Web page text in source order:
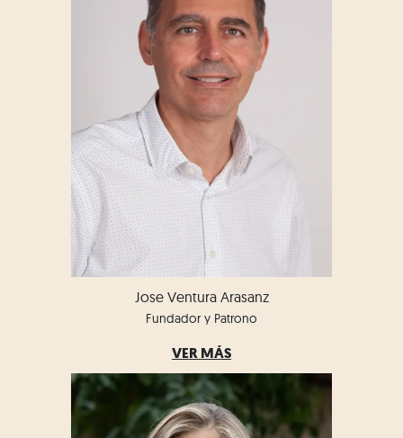
Jose Ventura Arasanz
Fundador y Patrono
VER MÁS